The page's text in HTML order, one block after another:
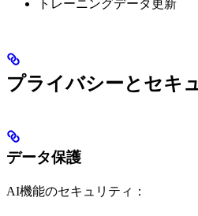
トレーニングデータ更新
プライバシーとセキ
データ保護
AI機能のセキュリティ：